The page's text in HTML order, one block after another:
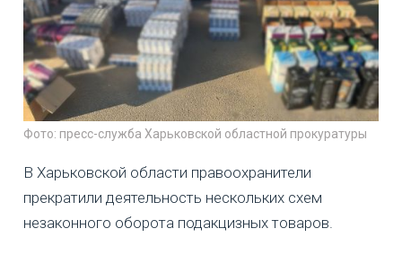
Фото: пресс-служба Харьковской областной прокуратуры
В Харьковской области правоохранители
прекратили деятельность нескольких схем
незаконного оборота подакцизных товаров.